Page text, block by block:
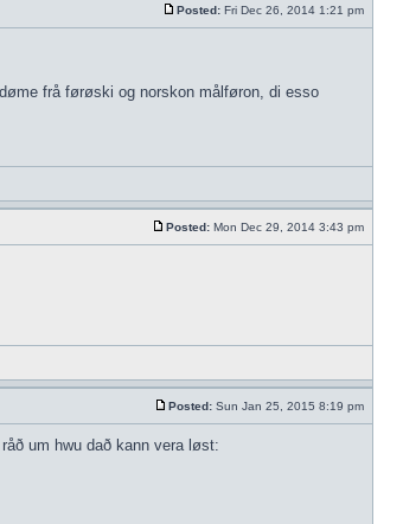
Posted: Fri Dec 26, 2014 1:21 pm
frå førøski og norskon målføron, di esso
Posted: Mon Dec 29, 2014 3:43 pm
Posted: Sun Jan 25, 2015 8:19 pm
um hwu dað kann vera løst: